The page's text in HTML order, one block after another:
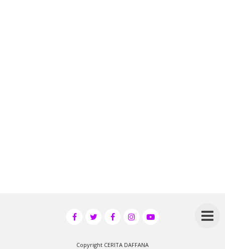
Copyright CERITA DAFFANA